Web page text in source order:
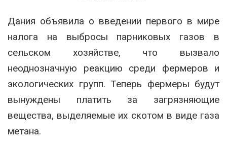
Дания объявила о введении первого в мире
налога на выбросы парниковых газов в
сельском хозяйстве, что вызвало
неоднозначную реакцию среди фермеров и
экологических групп. Теперь фермеры будут
вынуждены платить за загрязняющие
вещества, выделяемые их скотом в виде газа
метана.